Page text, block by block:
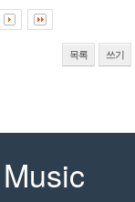
목록 쓰기